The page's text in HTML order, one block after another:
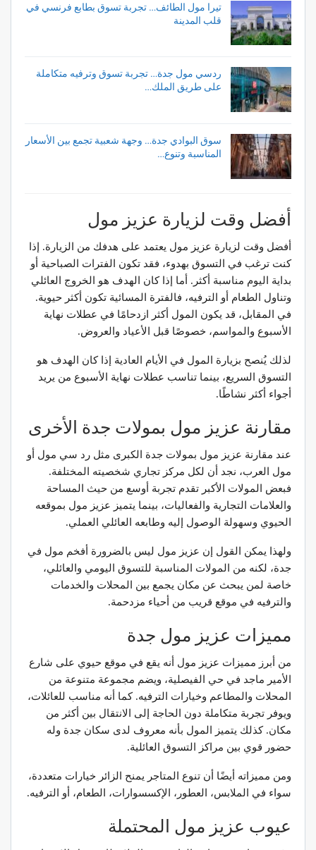
تيرا مول الطائف… تجربة تسوق بطابع فرنسي في
قلب المدينة
ردسي مول جدة… تجربة تسوق وترفيه متكاملة
على طريق الملك…
سوق البوادي جدة… وجهة شعبية تجمع بين الأسعار
المناسبة وتنوع…
أفضل وقت لزيارة عزيز مول
أفضل وقت لزيارة عزيز مول يعتمد على هدفك من الزيارة. إذا
كنت ترغب في التسوق بهدوء، فقد تكون الفترات الصباحية أو
بداية اليوم مناسبة أكثر. أما إذا كان الهدف هو الخروج العائلي
وتناول الطعام أو الترفيه، فالفترة المسائية تكون أكثر حيوية.
في المقابل، قد يكون المول أكثر ازدحامًا في عطلات نهاية
الأسبوع والمواسم، خصوصًا قبل الأعياد والعروض.
لذلك يُنصح بزيارة المول في الأيام العادية إذا كان الهدف هو
التسوق السريع، بينما تناسب عطلات نهاية الأسبوع من يريد
أجواء أكثر نشاطًا.
مقارنة عزيز مول بمولات جدة الأخرى
عند مقارنة عزيز مول بمولات جدة الكبرى مثل رد سي مول أو
مول العرب، نجد أن لكل مركز تجاري شخصيته المختلفة.
فبعض المولات الأكبر تقدم تجربة أوسع من حيث المساحة
والعلامات التجارية والفعاليات، بينما يتميز عزيز مول بموقعه
الحيوي وسهولة الوصول إليه وطابعه العائلي العملي.
ولهذا يمكن القول إن عزيز مول ليس بالضرورة أفخم مول في
جدة، لكنه من المولات المناسبة للتسوق اليومي والعائلي،
خاصة لمن يبحث عن مكان يجمع بين المحلات والخدمات
والترفيه في موقع قريب من أحياء مزدحمة.
مميزات عزيز مول جدة
من أبرز مميزات عزيز مول أنه يقع في موقع حيوي على شارع
الأمير ماجد في حي الفيصلية، ويضم مجموعة متنوعة من
المحلات والمطاعم وخيارات الترفيه. كما أنه مناسب للعائلات،
ويوفر تجربة متكاملة دون الحاجة إلى الانتقال بين أكثر من
مكان. كذلك يتميز المول بأنه معروف لدى سكان جدة وله
حضور قوي بين مراكز التسوق العائلية.
ومن مميزاته أيضًا أن تنوع المتاجر يمنح الزائر خيارات متعددة،
سواء في الملابس، العطور، الإكسسوارات، الطعام، أو الترفيه.
عيوب عزيز مول المحتملة